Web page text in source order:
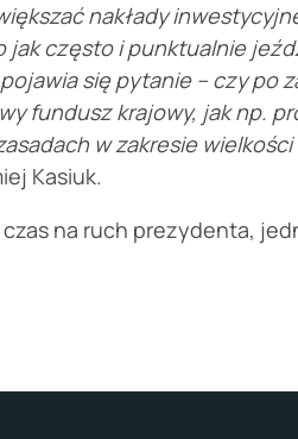
nakłady
jak często i punktualnie
się pytanie – czy po
fundusz krajowy, jak np.
w zakresie
Kasiuk.
na ruch prezydenta,